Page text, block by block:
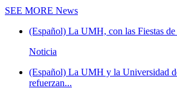
SEE MORE News
(Español) La UMH, con las Fiestas
Noticia
(Español) La UMH y la Universidad
refuerzan...